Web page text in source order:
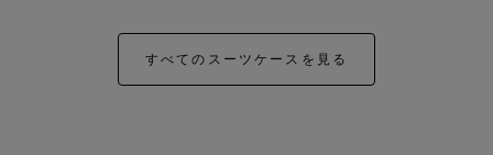
すべてのスーツケースを見る